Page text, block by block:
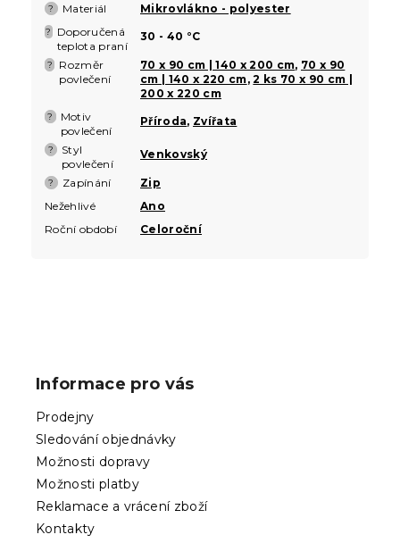
? Materiál Mikrovlákno - polyester
?
Doporučená
teplota praní
30 - 40 °C
?
Rozměr
povlečení
70 x 90 cm | 140 x 200 cm, 70 x 90
cm | 140 x 220 cm,2 ks 70 x 90 cm |
200 x 220 cm
?
Motiv
povlečení
Příroda, Zvířata
?
Styl
povlečení
Venkovský
? Zapínání
Zip
Nežehlivé
Ano
Roční období
Celoroční
Informace pro vás
Prodejny
Sledování objednávky
Možnosti dopravy
Možnosti platby
Reklamace a vrácení zboží
Kontakty